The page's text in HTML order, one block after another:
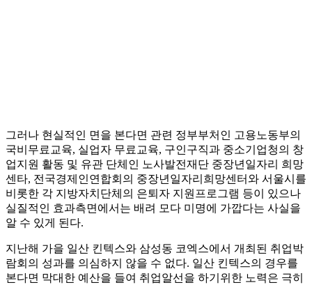
그러나 현실적인 면을 본다면 관련 정부부처인 고용노동부의
국비무료교육, 실업자 무료교육, 구인구직과 중소기업청의 창
업지원 활동 및 유관 단체인 노사발전재단 중장년일자리 희망
센타, 전국경제인연합회의 중장년일자리희망센터와 서울시를
비롯한 각 지방자치단체의 은퇴자 지원프로그램 등이 있으나
실질적인 효과측면에서는 배려 모다 미명에 가깝다는 사실을
알 수 있게 된다.
지난해 가을 일산 킨텍스와 삼성동 코엑스에서 개최된 취업박
람회의 성과를 의심하지 않을 수 없다. 일산 킨텍스의 경우를
본다면 막대한 예산을 들여 취업알선을 하기위한 노력은 극히